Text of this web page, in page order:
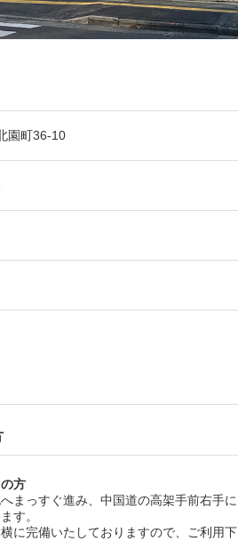
園町36-10
方
まっすぐ進み、中国道の高架手前右手に
す。
に完備いたしておりますので、ご利用下